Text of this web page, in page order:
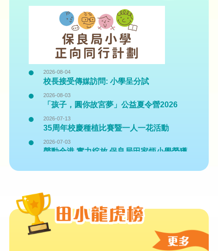
2026-08-04
校長接受傳媒訪問: 小學呈分試
2026-08-03
「孩子，圓你故宮夢」公益夏令營2026
2026-07-13
35周年校慶種植比賽暨一人一花活動
2026-07-03
聲動全港 實力綻放 保良局田家炳小學榮獲